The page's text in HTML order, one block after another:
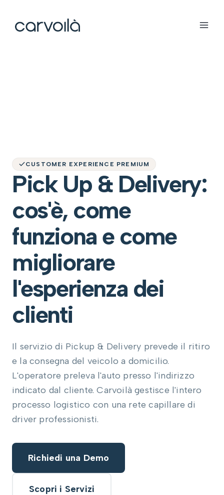
CUSTOMER EXPERIENCE PREMIUM
Pick Up & Delivery:
cos'è, come
funziona e come
migliorare
l'esperienza dei
clienti
Il servizio di Pickup & Delivery prevede il ritiro
e la consegna del veicolo a domicilio.
L'operatore preleva l'auto presso l'indirizzo
indicato dal cliente. Carvoilà gestisce l'intero
processo logistico con una rete capillare di
driver professionisti.
Richiedi una Demo
Scopri i Servizi